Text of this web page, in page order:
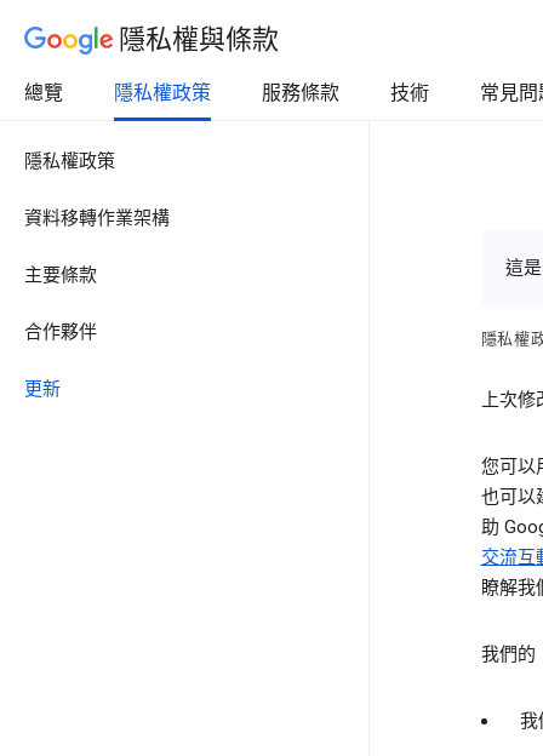
隱私權與條款
總覽 隱私權政策 服務條款 技術 常見問
隱私權政策
資料移轉作業架構
主要條款
合作夥伴
更新
這
隱私權
上次修
您可以
也可以
助
交流互
瞭解我
我們的
我